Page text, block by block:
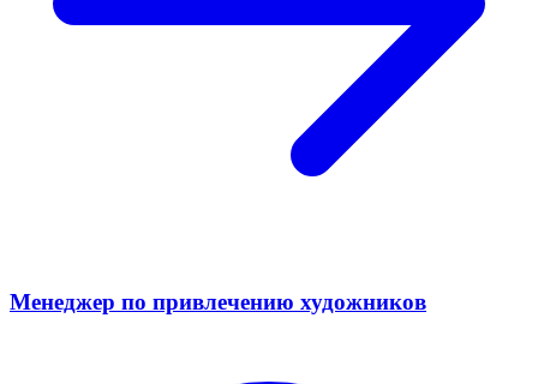
Менеджер по привлечению художников